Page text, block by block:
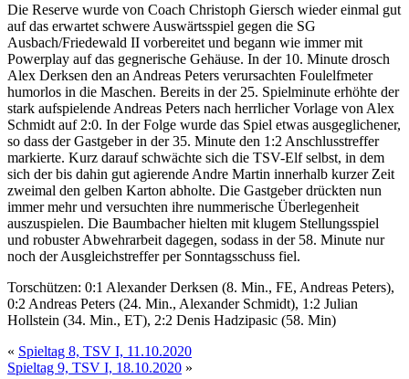
Die Reserve wurde von Coach Christoph Giersch wieder einmal gut
auf das erwartet schwere Auswärtsspiel gegen die SG
Ausbach/Friedewald II vorbereitet und begann wie immer mit
Powerplay auf das gegnerische Gehäuse. In der 10. Minute drosch
Alex Derksen den an Andreas Peters verursachten Foulelfmeter
humorlos in die Maschen. Bereits in der 25. Spielminute erhöhte der
stark aufspielende Andreas Peters nach herrlicher Vorlage von Alex
Schmidt auf 2:0. In der Folge wurde das Spiel etwas ausgeglichener,
so dass der Gastgeber in der 35. Minute den 1:2 Anschlusstreffer
markierte. Kurz darauf schwächte sich die TSV-Elf selbst, in dem
sich der bis dahin gut agierende Andre Martin innerhalb kurzer Zeit
zweimal den gelben Karton abholte. Die Gastgeber drückten nun
immer mehr und versuchten ihre nummerische Überlegenheit
auszuspielen. Die Baumbacher hielten mit klugem Stellungsspiel
und robuster Abwehrarbeit dagegen, sodass in der 58. Minute nur
noch der Ausgleichstreffer per Sonntagsschuss fiel.
Torschützen: 0:1 Alexander Derksen (8. Min., FE, Andreas Peters),
0:2 Andreas Peters (24. Min., Alexander Schmidt), 1:2 Julian
Hollstein (34. Min., ET), 2:2 Denis Hadzipasic (58. Min)
« Spieltag 8, TSV I, 11.10.2020
Spieltag 9, TSV I, 18.10.2020 »